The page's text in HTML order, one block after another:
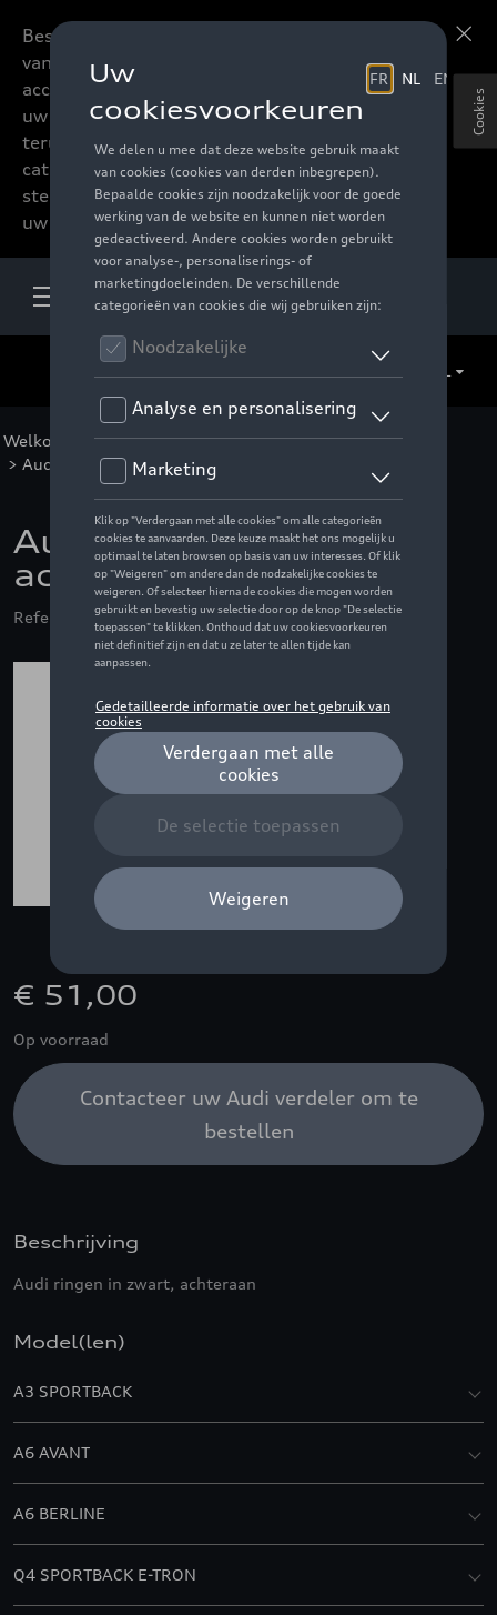
Beste accessoires-lovers,
vanaf nu kan u het hele
accessoire assortiment van
uw favoriete merk
terugvinden in de online
catalogus. Deze kunnen
steeds besteld worden via
uw verdeler.
Welkom Catalogus Audi >Sport en design
> Audi Black Rings > Detail
Audi ringen in zwart,
achteraan
Referentie: 4P5071802 716
€ 51,00
Op voorraad
Contacteer uw Audi verdeler om te
bestellen
Beschrijving
Audi ringen in zwart, achteraan
Model(len)
A3 SPORTBACK
A6 AVANT
A6 BERLINE
Q4 SPORTBACK E-TRON
Cookies